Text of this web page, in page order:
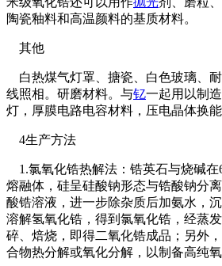
陶瓷釉料和高温颜料的基质材料。
其他
白热煤气灯罩、搪瓷、白色玻璃、
线照相。研磨材料。与钇一起用以制
灯，厚膜电路电容材料，压电晶体换能
4生产方法
1.氯氧化锆热解法：锆英石与烧碱
熔融体，硅呈硅酸钠形态与锆酸钠分
酸锆溶液，进一步除杂质后加氨水，
溶解氢氧化锆，得到氯氧化锆，经蒸
碎、焙烧，即得二氧化锆成品；另外
合物热分解或氧化分解，以制备高纯氧